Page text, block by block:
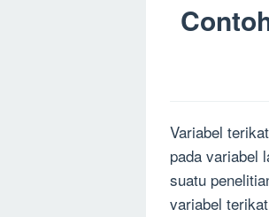
Variabel
pada variabel
suatu
variabel